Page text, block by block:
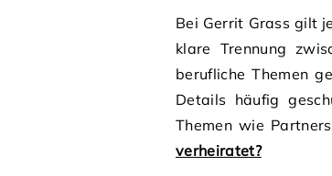
Bei Gerrit Grass gilt
klare Trennung
berufliche Themen
Details häufig
Themen wie
verheiratet?